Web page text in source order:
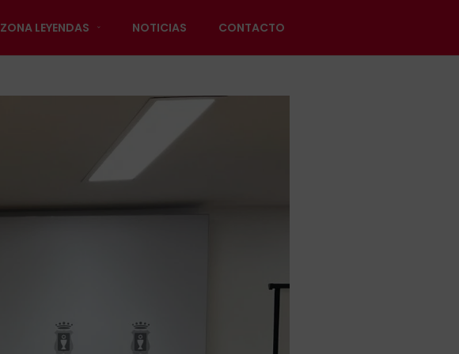
ZONA LEYENDAS NOTICIAS CONTACTO